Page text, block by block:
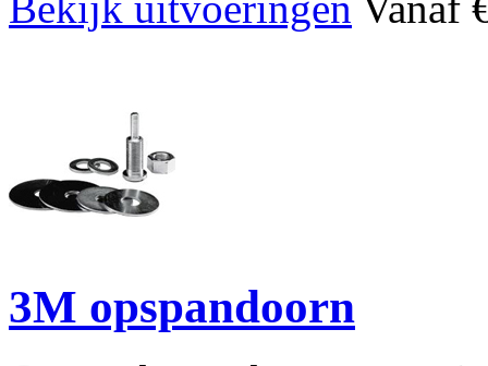
3M opspandoorn